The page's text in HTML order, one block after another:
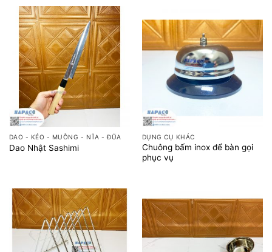
DAO - KÉO - MUỖNG - NĨA - ĐŨA
Dao Nhật Sashimi
DỤNG CỤ KHÁC
Chuông bấm inox để bàn gọi
phục vụ